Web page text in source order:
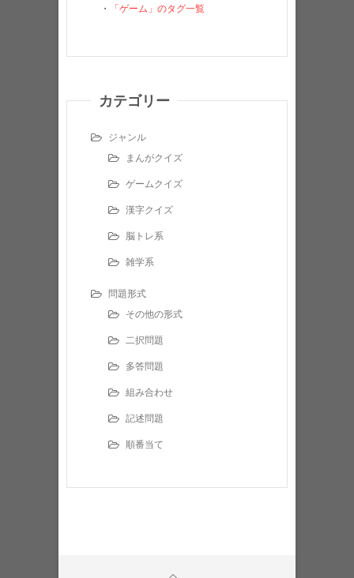
・
「ゲーム」のタグ一覧
カテゴリー
ジャンル
まんがクイズ
ゲームクイズ
漢字クイズ
脳トレ系
雑学系
問題形式
その他の形式
二択問題
多答問題
組み合わせ
記述問題
順番当て